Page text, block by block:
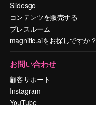
Slidesgo
コンテンツを販売する
プレスルーム
magnific.aiをお探しですか？
お問い合わせ
顧客サポート
Instagram
YouTube